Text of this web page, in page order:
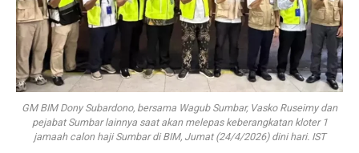
GM BIM Dony Subardono, bersama Wagub Sumbar, Vasko Ruseimy dan
pejabat Sumbar lainnya saat akan melepas keberangkatan kloter 1
jamaah calon haji Sumbar di BIM, Jumat (24/4/2026) dini hari. IST